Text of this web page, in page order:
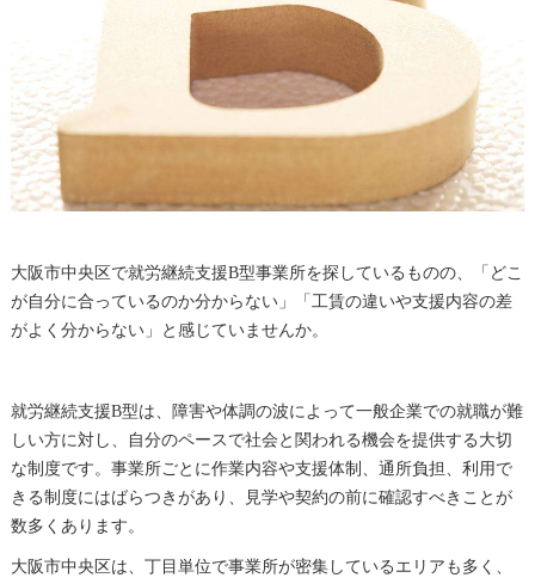
大阪市中央区で就労継続支援B型事業所を探しているものの、「どこ
が自分に合っているのか分からない」「工賃の違いや支援内容の差
がよく分からない」と感じていませんか。
就労継続支援B型は、障害や体調の波によって一般企業での就職が難
しい方に対し、自分のペースで社会と関われる機会を提供する大切
な制度です。事業所ごとに作業内容や支援体制、通所負担、利用で
きる制度にはばらつきがあり、見学や契約の前に確認すべきことが
数多くあります。
大阪市中央区は、丁目単位で事業所が密集しているエリアも多く、